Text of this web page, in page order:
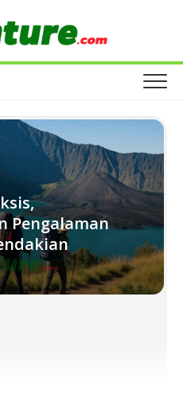
Pengalaman